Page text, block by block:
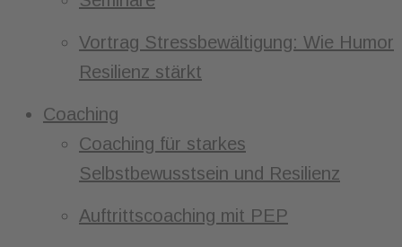
Vortrag Stressbewältigung: Wie Humor
Resilienz stärkt
Coaching
Coaching für starkes
Selbstbewusstsein und Resilienz
Auftrittscoaching mit PEP